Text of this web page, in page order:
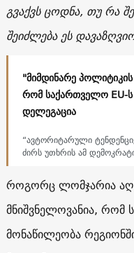
გვაქვს ცოდნა, თუ რა
შეიძლება ეს
"მიმდინარე
რომ საქართველო EU-ს
დელეგაცია
“ავტორიტარული
ძირს უთხრის ამ
როგორც ლომჯარია
მნიშვნელოვანია, რომ
მონაწილეობა